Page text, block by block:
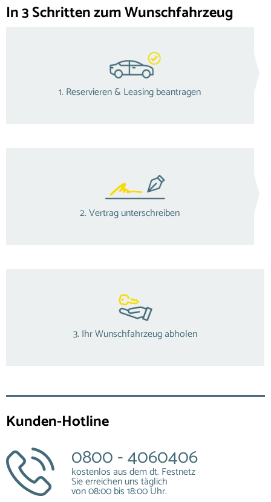
1. Reservieren & Leasing beantragen
2. Vertrag unterschreiben
3. Ihr Wunschfahrzeug abholen
In 3 Schritten zum Wunschfahrzeug
Kunden-Hotline
0800 - 4060406
kostenlos aus dem dt. Festnetz
Sie erreichen uns täglich
von 08:00 bis 18:00 Uhr.